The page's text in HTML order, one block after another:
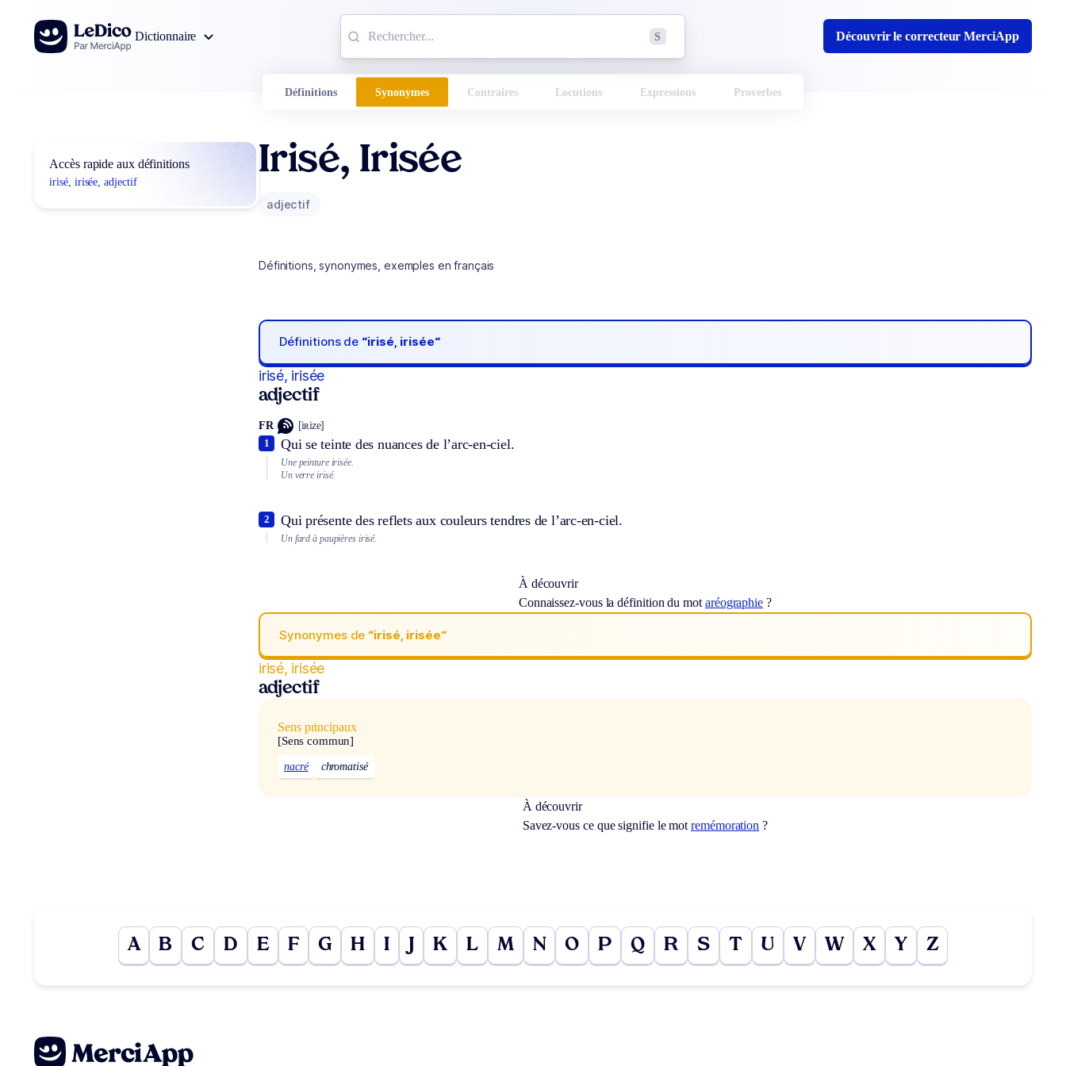
Aller au contenu
Dictionnaire
S Découvrir le correcteur MerciApp
Définitions Synonymes Contraires Locutions Expressions Proverbes
Accès rapide aux définitions
irisé, irisée, adjectif
Irisé, Irisée
adjectif
Définitions, synonymes, exemples en français
Définitions de “irisé, irisée“
irisé, irisée
adjectif
FR [iʀize]
Qui se teinte des nuances de l’arc-en-ciel.
1
Une peinture irisée.
Un verre irisé.
Qui présente des reflets aux couleurs tendres de l’arc-en-ciel.
2
Un fard à paupières irisé.
À découvrir
Connaissez-vous la définition du mot aréographie ?
Synonymes de “irisé, irisée“
irisé, irisée
adjectif
Sens principaux
[Sens commun]
nacré chromatisé
À découvrir
Savez-vous ce que signifie le motremémoration ?
A B C D E F G H I J K L M N O P Q R S T U V W X Y Z